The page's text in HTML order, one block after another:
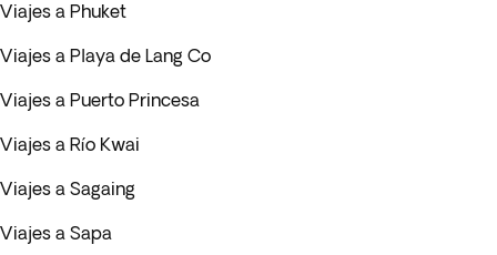
Viajes a Phuket
Viajes a Playa de Lang Co
Viajes a Puerto Princesa
Viajes a Río Kwai
Viajes a Sagaing
Viajes a Sapa